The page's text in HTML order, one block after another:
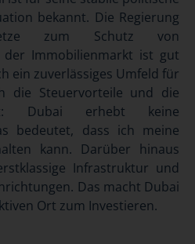
bekannt. Die Regierung
zum Schutz von
der Immobilienmarkt ist gut
ein zuverlässiges Umfeld für
die Steuervorteile und die
Dubai erhebt keine
bedeutet, dass ich meine
kann. Darüber hinaus
Infrastruktur und
Das macht Dubai
Ort zum Investieren.